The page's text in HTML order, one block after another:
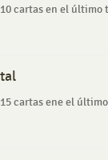
cartas en el último
cartas ene el